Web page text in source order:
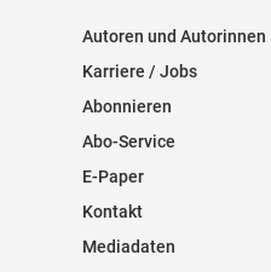
Autoren und Autorinnen
Karriere / Jobs
Abonnieren
Abo-Service
E-Paper
Kontakt
Mediadaten